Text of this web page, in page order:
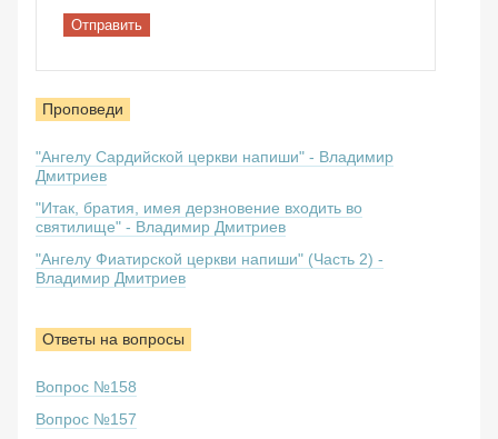
Отправить
Проповеди
"Ангелу Сардийской церкви напиши" - Владимир
Дмитриев
"Итак, братия, имея дерзновение входить во
святилище" - Владимир Дмитриев
"Ангелу Фиатирской церкви напиши" (Часть 2) -
Владимир Дмитриев
Ответы на вопросы
Вопрос №158
Вопрос №157